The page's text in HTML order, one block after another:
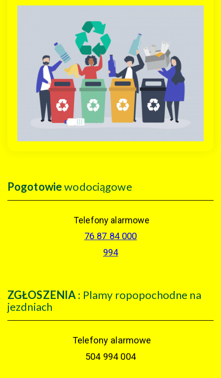
Pogotowiewodociągowe
Telefony alarmowe
76 87 84 000
994
ZGŁOSZENIA : Plamy ropopochodne na
jezdniach
Telefony alarmowe
504 994 004